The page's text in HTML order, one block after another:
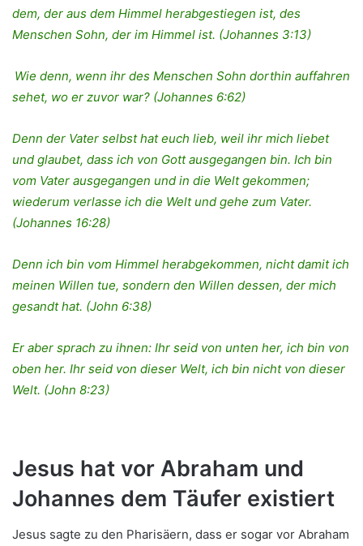
dem, der aus dem Himmel herabgestiegen ist, des
Menschen Sohn, der im Himmel ist. (Johannes 3:13)
Wie denn, wenn ihr des Menschen Sohn dorthin auffahren
sehet, wo er zuvor war? (Johannes 6:62)
Denn der Vater selbst hat euch lieb, weil ihr mich liebet
und glaubet, dass ich von Gott ausgegangen bin. Ich bin
vom Vater ausgegangen und in die Welt gekommen;
wiederum verlasse ich die Welt und gehe zum Vater.
(Johannes 16:28)
Denn ich bin vom Himmel herabgekommen, nicht damit ich
meinen Willen tue, sondern den Willen dessen, der mich
gesandt hat. (John 6:38)
Er aber sprach zu ihnen: Ihr seid von unten her, ich bin von
oben her. Ihr seid von dieser Welt, ich bin nicht von dieser
Welt. (John 8:23)
Jesus hat vor Abraham und
Johannes dem Täufer existiert
Jesus sagte zu den Pharisäern, dass er sogar vor Abraham